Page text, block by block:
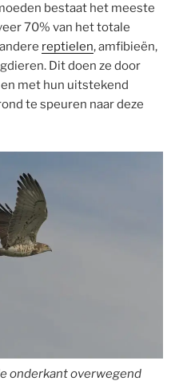
bestaat het meeste
70% van het totale
reptielen, amfibieën,
Dit doen ze door
met hun uitstekend
te speuren naar deze
onderkant overwegend